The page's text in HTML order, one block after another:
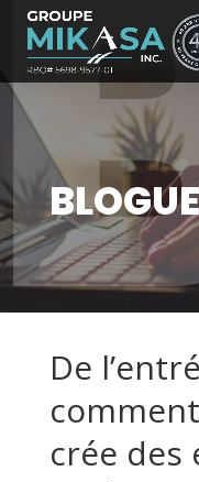
BLOGUE
De
crée des